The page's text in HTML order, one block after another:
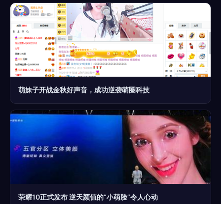
萌妹子开战金秋好声音，成功逆袭萌圈科技
荣耀10正式发布 逆天颜值的“小萌脸”令人心动